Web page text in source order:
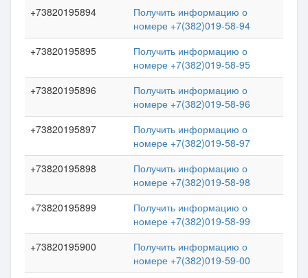
+73820195894
Получить информацию о
номере +7(382)019-58-94
+73820195895
Получить информацию о
номере +7(382)019-58-95
+73820195896
Получить информацию о
номере +7(382)019-58-96
+73820195897
Получить информацию о
номере +7(382)019-58-97
+73820195898
Получить информацию о
номере +7(382)019-58-98
+73820195899
Получить информацию о
номере +7(382)019-58-99
+73820195900
Получить информацию о
номере +7(382)019-59-00